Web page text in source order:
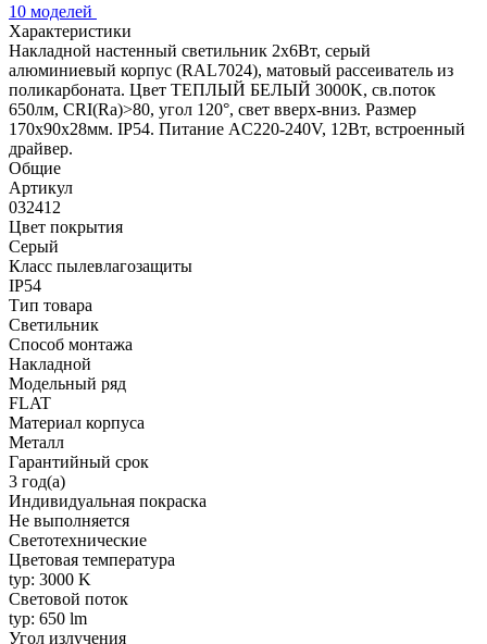
10 моделей
Характеристики
Накладной настенный светильник 2x6Вт, серый
алюминиевый корпус (RAL7024), матовый рассеиватель из
поликарбоната. Цвет ТЕПЛЫЙ БЕЛЫЙ 3000K, св.поток
650лм, CRI(Ra)>80, угол 120°, свет вверх-вниз. Размер
170x90x28мм. IP54. Питание AC220-240V, 12Вт, встроенный
драйвер.
Общие
Артикул
032412
Цвет покрытия
Серый
Класс пылевлагозащиты
IP54
Тип товара
Светильник
Способ монтажа
Накладной
Модельный ряд
FLAT
Материал корпуса
Металл
Гарантийный срок
3 год(а)
Индивидуальная покраска
Не выполняется
Светотехнические
Цветовая температура
typ: 3000 K
Световой поток
typ: 650 lm
Угол излучения